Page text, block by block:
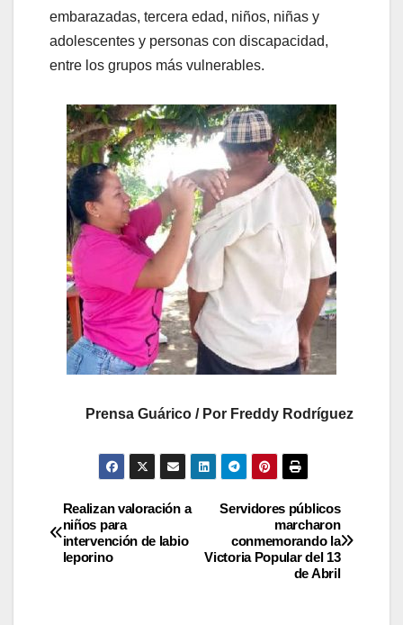
embarazadas, tercera edad, niños, niñas y
adolescentes y personas con discapacidad,
entre los grupos más vulnerables.
Prensa Guárico / Por Freddy Rodríguez
Servidores públicos
marcharon
conmemorando la
Victoria Popular del 13
de Abril
Realizan valoración a
niños para
intervención de labio
leporino